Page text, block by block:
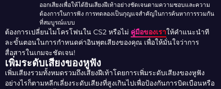
ออกเสียงเพื่อให้ได้ยินเสียงฝีเท้าอย่างชัดเจนตามความชอบและความ
ต้องการในการฟัง การทดลองเป็นกุญแจสำคัญในการค้นหาการรวมกัน
ที่สมบูรณ์แบบ
ต้องการเปลี่ยนไมโครโฟนใน CS2 หรือไม่ คู่มือของเราให้คำแนะนำที
ละขั้นตอนในการกำหนดค่าอินพุตเสียงของคุณ เพื่อให้มั่นใจว่าการ
สื่อสารในเกมจะชัดเจน!
เพิ่มระดับเสียงของหูฟัง
เพิ่มเสียงรวมทั้งหมดรวมถึงเสียงฝีเท้าโดยการเพิ่มระดับเสียงของหูฟัง
อย่างไรก็ตามหลีกเลี่ยงระดับเสียงที่สูงเกินไปเพื่อป้องกันการบิดเบือนหรือ